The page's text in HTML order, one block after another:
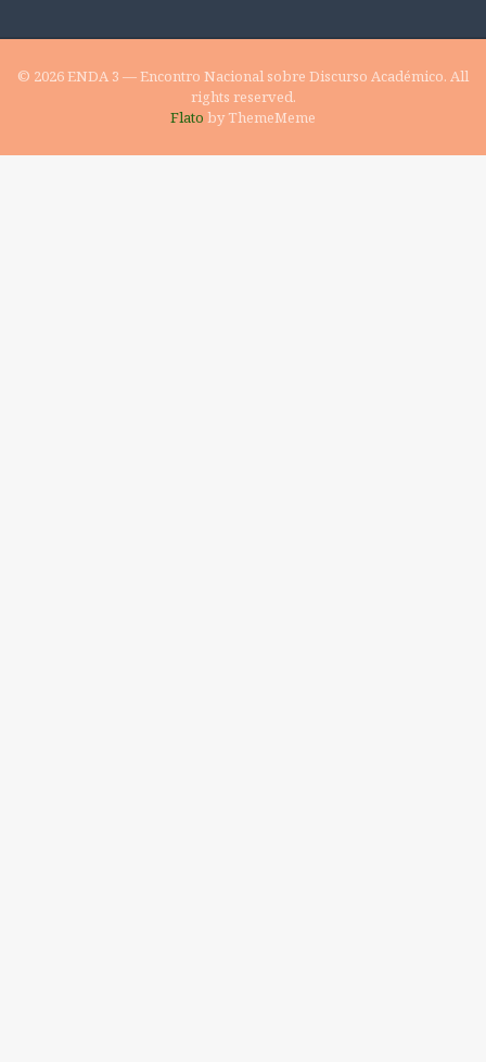
© 2026 ENDA 3 — Encontro Nacional sobre Discurso Académico. All
rights reserved.
Flato by ThemeMeme